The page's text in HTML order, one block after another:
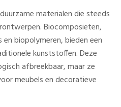
materialen die steeds
Biocomposieten,
biopolymeren, bieden een
kunststoffen. Deze
afbreekbaar, maar ze
meubels en decoratieve